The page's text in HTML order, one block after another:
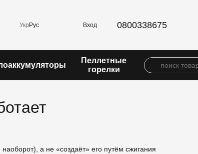
Укр Рус Вход 0800338675
Пеллетные
горелки
а не «создаёт» его путём сжигания